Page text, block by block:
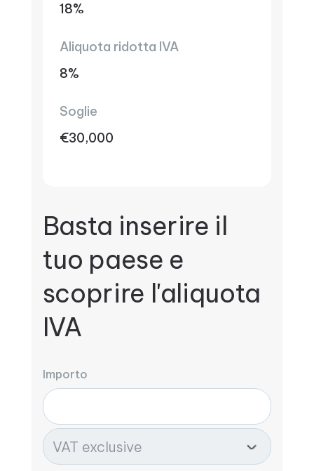
18%
Aliquota ridotta IVA
8%
Soglie
€30,000
Basta inserire il
tuo paese e
scoprire l'aliquota
IVA
Importo